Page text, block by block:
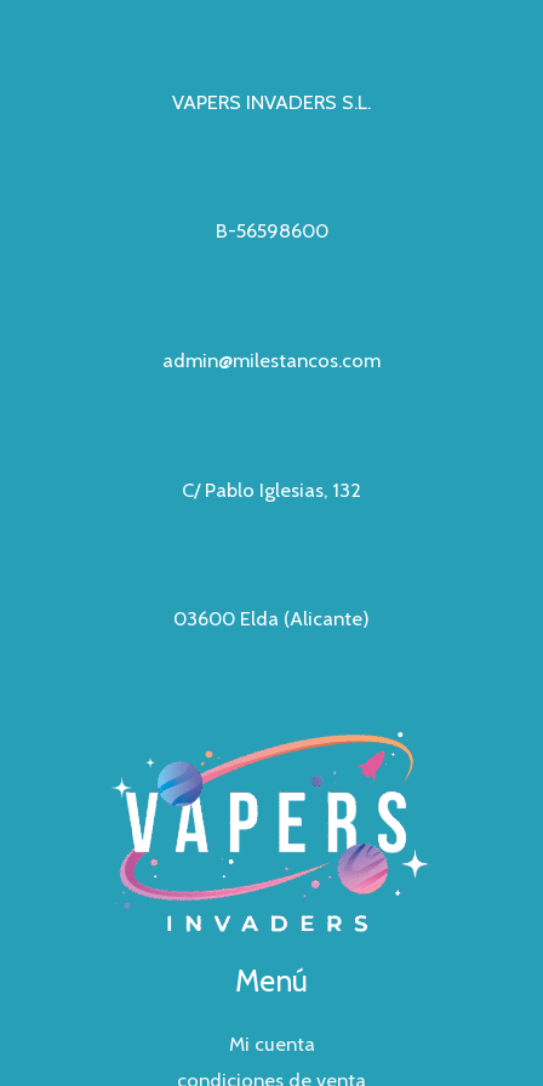
VAPERS INVADERS S.L.
B-56598600
admin@milestancos.com
C/ Pablo Iglesias, 132
03600 Elda (Alicante)
Menú
Mi cuenta
condiciones de venta